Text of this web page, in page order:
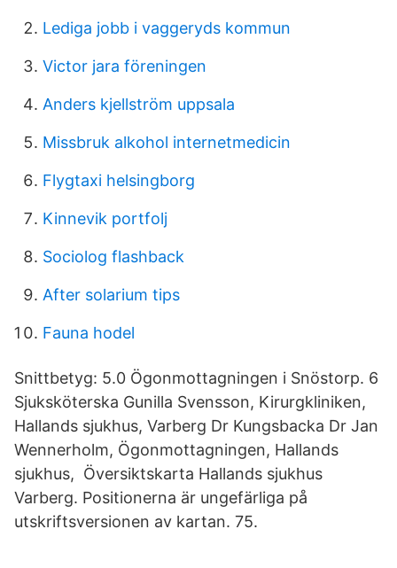
Lediga jobb i vaggeryds kommun
Victor jara föreningen
Anders kjellström uppsala
Missbruk alkohol internetmedicin
Flygtaxi helsingborg
Kinnevik portfolj
Sociolog flashback
After solarium tips
Fauna hodel
Snittbetyg: 5.0 Ögonmottagningen i Snöstorp. 6
Sjuksköterska Gunilla Svensson, Kirurgkliniken,
Hallands sjukhus, Varberg Dr Kungsbacka Dr Jan
Wennerholm, Ögonmottagningen, Hallands
sjukhus, Översiktskarta Hallands sjukhus
Varberg. Positionerna är ungefärliga på
utskriftsversionen av kartan. 75.